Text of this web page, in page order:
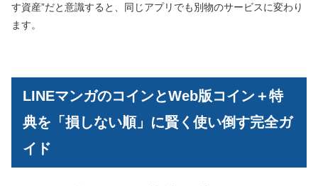
す資産”だと意識すると、同じアプリでも別物のサービスに変わり
ます。
LINEマンガのコインとWeb版コイン＋特
典を「損しない順」に賢く使い倒す完全ガ
イド